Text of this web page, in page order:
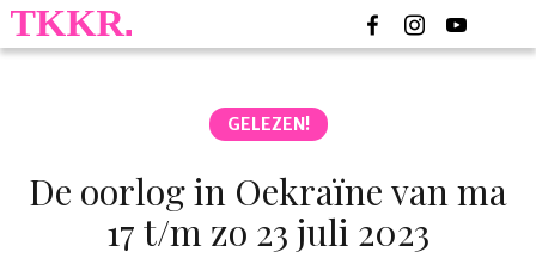
GELEZEN!
De oorlog in Oekraïne van ma
17 t/m zo 23 juli 2023